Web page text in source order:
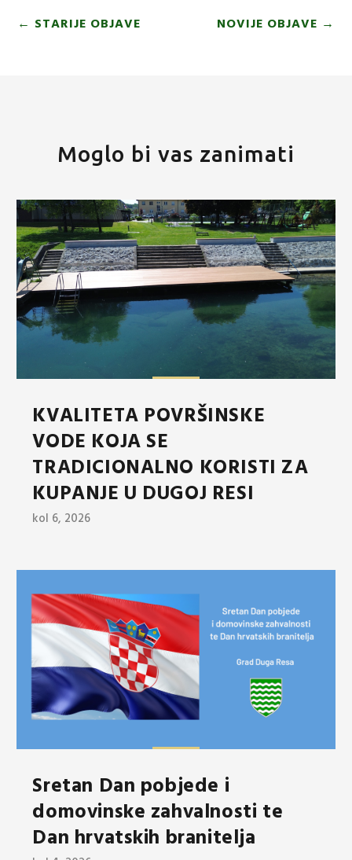
← STARIJE OBJAVE NOVIJE OBJAVE →
Moglo bi vas zanimati
KVALITETA POVRŠINSKE
VODE KOJA SE
TRADICIONALNO KORISTI ZA
KUPANJE U DUGOJ RESI
kol 6, 2026
Sretan Dan pobjede i
domovinske zahvalnosti te
Dan hrvatskih branitelja